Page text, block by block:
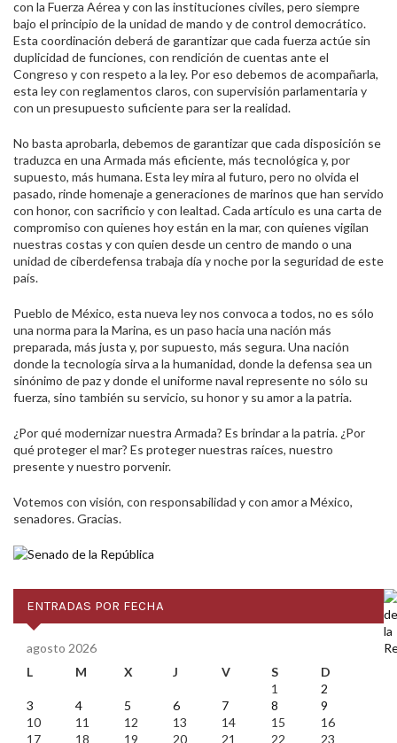
con la Fuerza Aérea y con las instituciones civiles, pero siempre
bajo el principio de la unidad de mando y de control democrático.
Esta coordinación deberá de garantizar que cada fuerza actúe sin
duplicidad de funciones, con rendición de cuentas ante el
Congreso y con respeto a la ley. Por eso debemos de acompañarla,
esta ley con reglamentos claros, con supervisión parlamentaria y
con un presupuesto suficiente para ser la realidad.
No basta aprobarla, debemos de garantizar que cada disposición se
traduzca en una Armada más eficiente, más tecnológica y, por
supuesto, más humana. Esta ley mira al futuro, pero no olvida el
pasado, rinde homenaje a generaciones de marinos que han servido
con honor, con sacrificio y con lealtad. Cada artículo es una carta de
compromiso con quienes hoy están en la mar, con quienes vigilan
nuestras costas y con quien desde un centro de mando o una
unidad de ciberdefensa trabaja día y noche por la seguridad de este
país.
Pueblo de México, esta nueva ley nos convoca a todos, no es sólo
una norma para la Marina, es un paso hacia una nación más
preparada, más justa y, por supuesto, más segura. Una nación
donde la tecnología sirva a la humanidad, donde la defensa sea un
sinónimo de paz y donde el uniforme naval represente no sólo su
fuerza, sino también su servicio, su honor y su amor a la patria.
¿Por qué modernizar nuestra Armada? Es brindar a la patria. ¿Por
qué proteger el mar? Es proteger nuestras raíces, nuestro
presente y nuestro porvenir.
Votemos con visión, con responsabilidad y con amor a México,
senadores. Gracias.
ENTRADAS POR FECHA
agosto 2026
L
M X J V S
D
1
2
3
4 5 6 7 8
9
10
11 12 13 14 15
16
17
18 19 20 21 22
23